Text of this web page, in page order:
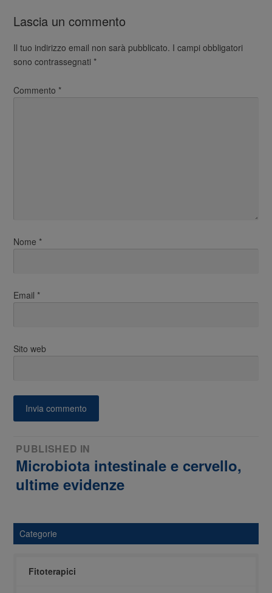
Lascia un commento
Il tuo indirizzo email non sarà pubblicato. I campi obbligatori
sono contrassegnati*
Commento*
Nome*
Email*
Sito web
Navigazione
articoli
PUBLISHED IN
Microbiota intestinale e cervello,
ultime evidenze
Categorie
Fitoterapici